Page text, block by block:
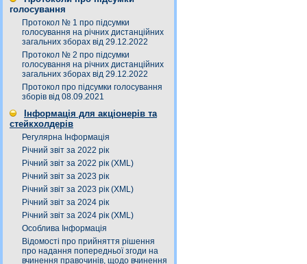
голосування
Протокол № 1 про підсумки
голосування на річних дистанційних
загальних зборах від 29.12.2022
Протокол № 2 про підсумки
голосування на річних дистанційних
загальних зборах від 29.12.2022
Протокол про підсумки голосування
зборів від 08.09.2021
Інформація для акціонерів та
стейкхолдерів
Регулярна Інформація
Річний звіт за 2022 рік
Річний звіт за 2022 рік (XML)
Річний звіт за 2023 рік
Річний звіт за 2023 рік (XML)
Річний звіт за 2024 рік
Річний звіт за 2024 рік (XML)
Особлива Інформація
Відомості про прийняття рішення
про надання попередньої згоди на
вчинення правочинів, щодо вчинення